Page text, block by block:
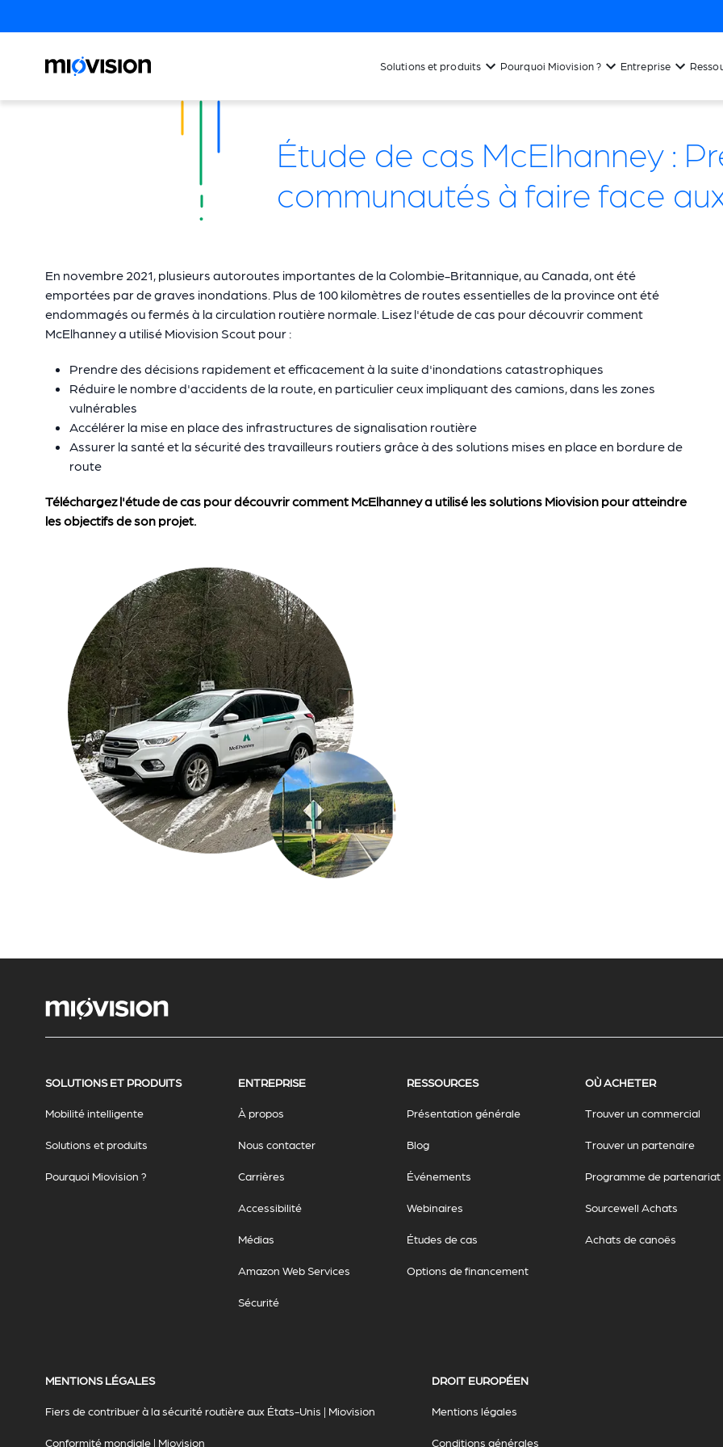
Solutions et produits Pourquoi Miovision ? Entreprise
Étude de cas McElhanney :
communautés à faire face
En novembre 2021, plusieurs autoroutes importantes de la Colombie-Britannique, au Canada, ont été
emportées par de graves inondations. Plus de 100 kilomètres de routes essentielles de la province ont été
endommagés ou fermés à la circulation routière normale. Lisez l'étude de cas pour découvrir comment
McElhanney a utilisé Miovision Scout pour :
Prendre des décisions rapidement et efficacement à la suite d'inondations catastrophiques
Réduire le nombre d'accidents de la route, en particulier ceux impliquant des camions, dans les zones
vulnérables
Accélérer la mise en place des infrastructures de signalisation routière
Assurer la santé et la sécurité des travailleurs routiers grâce à des solutions mises en place en bordure de
route
Téléchargez l'étude de cas pour découvrir comment McElhanney a utilisé les solutions Miovision pour atteindre
les objectifs de son projet.
SOLUTIONS ET PRODUITS
Mobilité intelligente
Solutions et produits
Pourquoi Miovision ?
ENTREPRISE
À propos
Nous contacter
Carrières
Accessibilité
Médias
Amazon Web Services
Sécurité
RESSOURCES
Présentation générale
Blog
Événements
Webinaires
Études de cas
Options de financement
OÙ ACHETER
Trouver un commercial
Trouver un partenaire
Programme de partenariat
Sourcewell Achats
Achats de canoës
MENTIONS LÉGALES
Fiers de contribuer à la sécurité routière aux États-Unis | Miovision
Conformité mondiale | Miovision
DROIT EUROPÉEN
Mentions légales
Conditions générales